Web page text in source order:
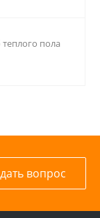
пола
вопрос